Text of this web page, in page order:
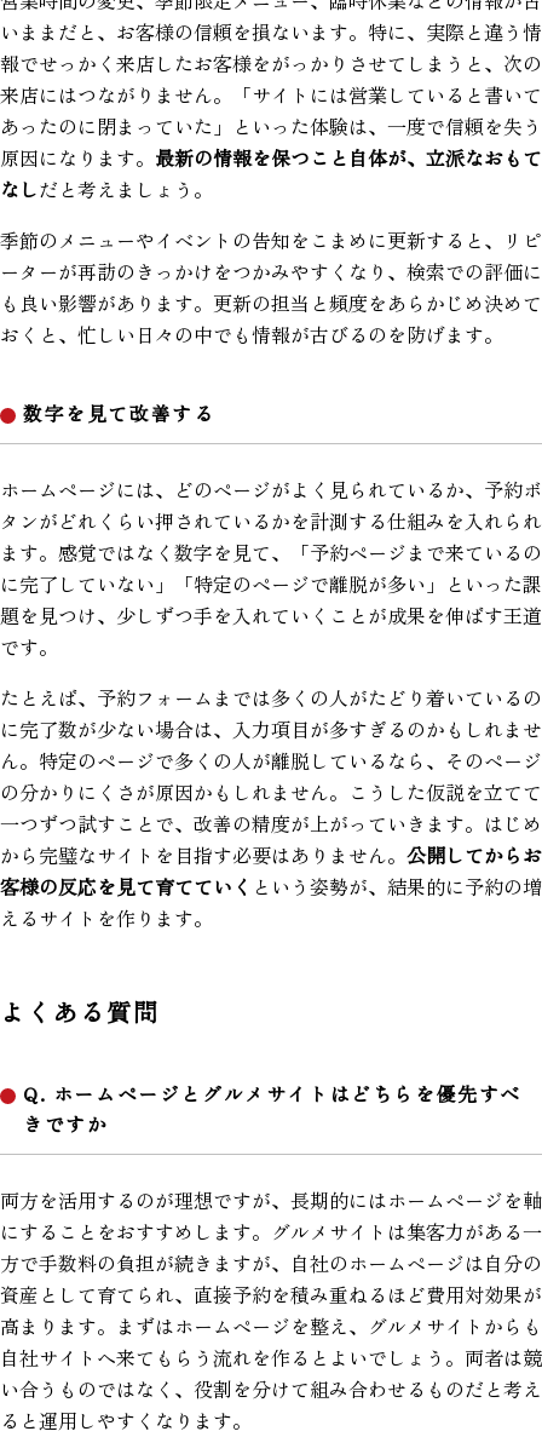
いままだと、お客様の信頼を損ないます。特に、実際と違う情
報でせっかく来店したお客様をがっかりさせてしまうと、次の
来店にはつながりません。「サイトには営業していると書いて
あったのに閉まっていた」といった体験は、一度で信頼を失う
原因になります。 最新の情報を保つこと自体が、立派なおもて
なしだと考えましょう。
季節のメニューやイベントの告知をこまめに更新すると、リピ
ーターが再訪のきっかけをつかみやすくなり、検索での評価に
も良い影響があります。更新の担当と頻度をあらかじめ決めて
おくと、忙しい日々の中でも情報が古びるのを防げます。
数字を見て改善する
ホームページには、どのページがよく見られているか、予約ボ
タンがどれくらい押されているかを計測する仕組みを入れられ
ます。感覚ではなく数字を見て、「予約ページまで来ているの
に完了していない」「特定のページで離脱が多い」といった課
題を見つけ、少しずつ手を入れていくことが成果を伸ばす王道
です。
たとえば、予約フォームまでは多くの人がたどり着いているの
に完了数が少ない場合は、入力項目が多すぎるのかもしれませ
ん。特定のページで多くの人が離脱しているなら、そのページ
の分かりにくさが原因かもしれません。こうした仮説を立てて
一つずつ試すことで、改善の精度が上がっていきます。はじめ
から完璧なサイトを目指す必要はありません。 公開してからお
客様の反応を見て育てていく という姿勢が、結果的に予約の増
えるサイトを作ります。
よくある質問
Q. ホームページとグルメサイトはどちらを優先すべ
きですか
両方を活用するのが理想ですが、長期的にはホームページを軸
にすることをおすすめします。グルメサイトは集客力がある一
方で手数料の負担が続きますが、自社のホームページは自分の
資産として育てられ、直接予約を積み重ねるほど費用対効果が
高まります。まずはホームページを整え、グルメサイトからも
自社サイトへ来てもらう流れを作るとよいでしょう。両者は競
い合うものではなく、役割を分けて組み合わせるものだと考え
ると運用しやすくなります。